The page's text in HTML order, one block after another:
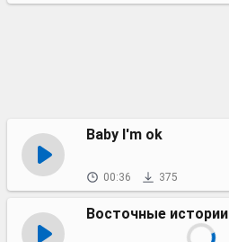
Baby I'm ok
00:36 375
Восточные истории